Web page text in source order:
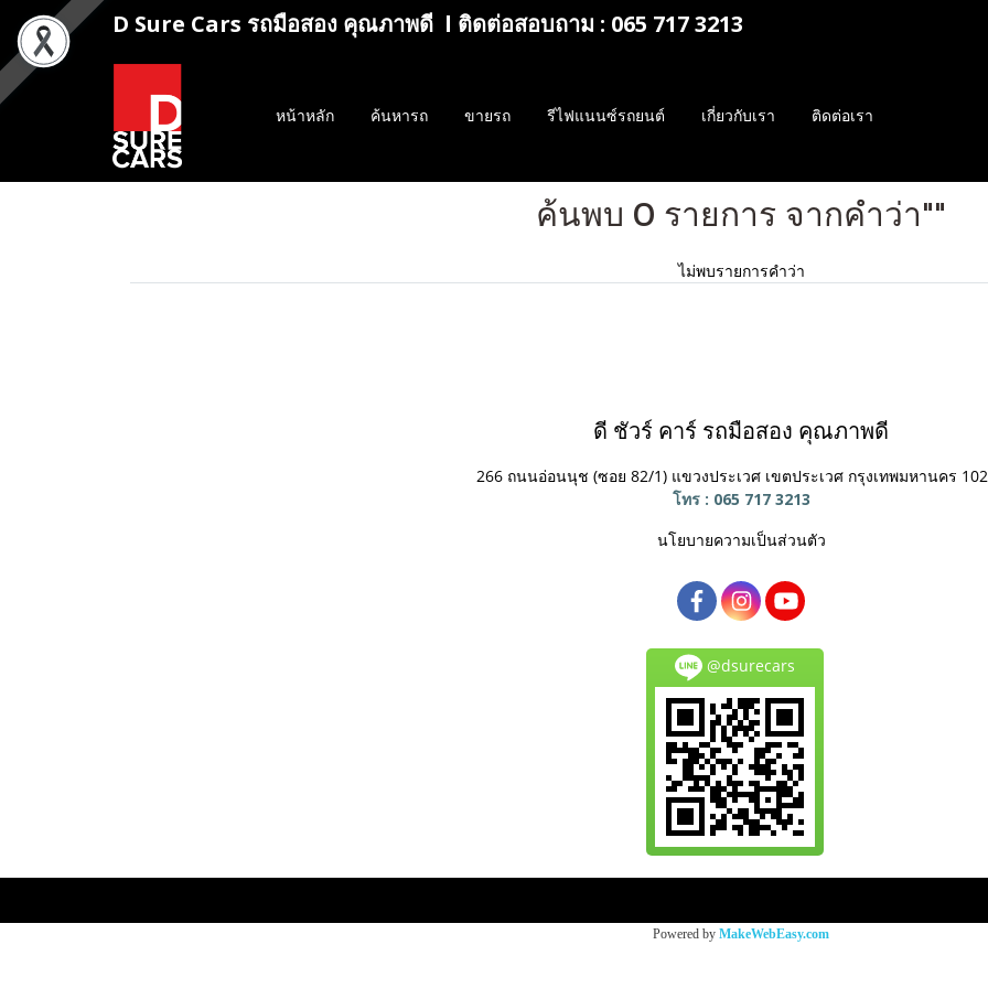
D Sure Cars รถมือสอง คุณภาพดี l ติดต่อสอบถาม : 065 717 3213
หน้าหลัก ค้นหารถ ขายรถ รีไฟแนนซ์รถยนต์ เกี่ยวกับเรา ติดต่อเรา
ค้นพบ 0 รายการ จากคำว่า""
ไม่พบรายการคำว่า
ดี ชัวร์ คาร์ รถมือสอง คุณภาพดี
266 ถนนอ่อนนุช (ซอย 82/1) แขวงประเวศ เขตประเวศ กรุงเทพมหานคร
โทร : 065 717 3213
นโยบายความเป็นส่วนตัว
@dsurecars
Powered by MakeWebEasy.com